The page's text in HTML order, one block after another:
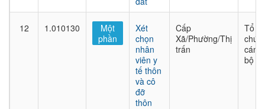
12 1.010130
Một
phần
Xét
chọn
nhân
viên y
tế thôn
và cô
đỡ
thôn
Cấp
Xã/Phường/Thị
trấn
Tổ
chức
cán
bộ